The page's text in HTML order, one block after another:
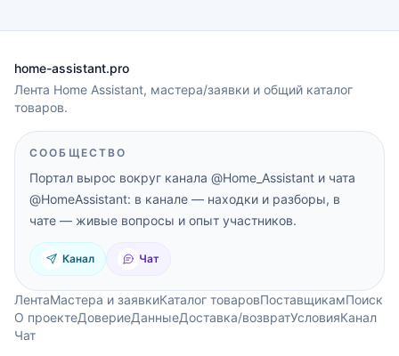
home-assistant.pro
Лента Home Assistant, мастера/заявки и общий каталог
товаров.
СООБЩЕСТВО
Портал вырос вокруг канала @Home_Assistant и чата
@HomeAssistant: в канале — находки и разборы, в
чате — живые вопросы и опыт участников.
Канал Чат
ЛентаМастера и заявкиКаталог товаровПоставщикамПоиск
О проектеДовериеДанныеДоставка/возвратУсловияКанал
Чат